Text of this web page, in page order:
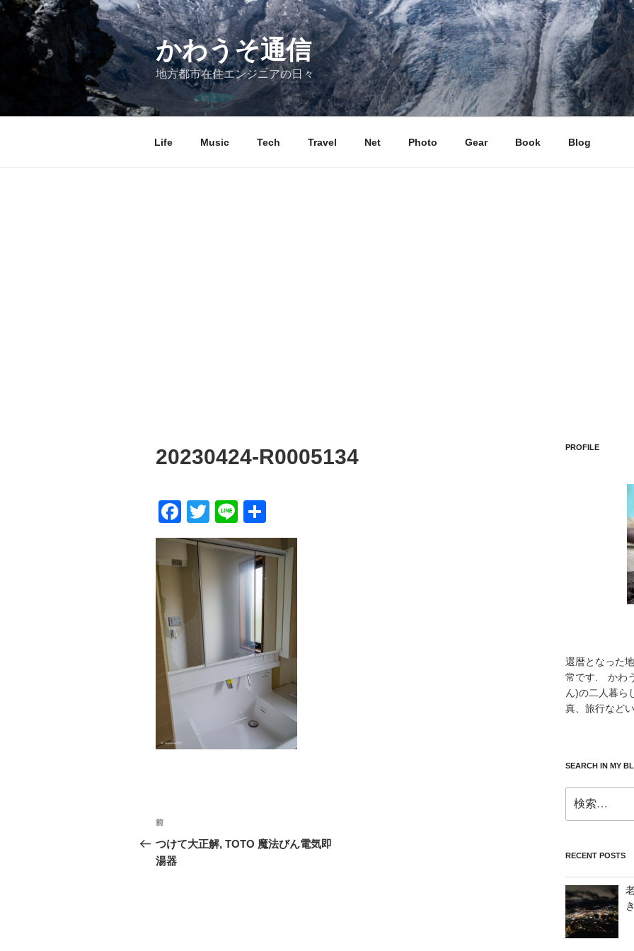
コ
かわうそ通信
地方都市在住エンジニアの日々
Life Music Tech Travel Net Photo Gear Book Blog
20230424-R0005134
F
a
c
e
b
o
o
k
T
wi
tt
er
Li
n
e
有
投
稿
ナ
前
の
投
前
つけて大正解, TOTO 魔法びん電気即
湯器
PROFILE
還暦となった
常です. かわ
ん)の二人暮ら
真、旅行など
SEARCH IN MY
索:
RECENT POSTS